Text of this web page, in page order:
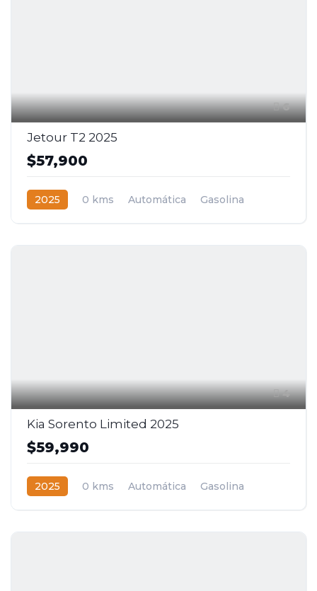
6
Jetour T2 2025
$57,900
2025 0 kms Automática
Gasolina
4
Kia Sorento Limited 2025
$59,990
2025 0 kms Automática
Gasolina